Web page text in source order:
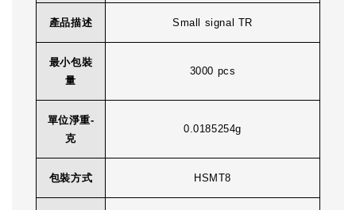
產品描述 Small signal TR
最小包裝
量
3000 pcs
單位淨重-
克
0.0185254g
包裝方式 HSMT8